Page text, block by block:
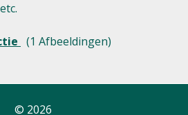
(1 Afbeeldingen)
© 2026